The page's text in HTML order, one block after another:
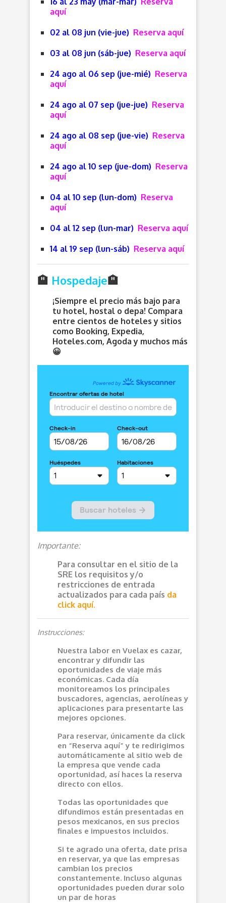
aquí
02 al 08 jun (vie-jue) Reserva aquí
03 al 08 jun (sáb-jue) Reserva aquí
24 ago al 06 sep (jue-mié) Reserva
aquí
24 ago al 07 sep (jue-jue) Reserva
aquí
24 ago al 08 sep (jue-vie) Reserva
aquí
24 ago al 10 sep (jue-dom) Reserva
aquí
04 al 10 sep (lun-dom) Reserva
aquí
04 al 12 sep (lun-mar) Reserva aquí
14 al 19 sep (lun-sáb) Reserva aquí
🏨 Hospedaje🏨
¡Siempre el precio más bajo para
tu hotel, hostal o depa! Compara
entre cientos de hoteles y sitios
como Booking, Expedia,
Hoteles.com, Agoda y muchos más
😀
Importante:
Para consultar en el sitio de la
SRE los requisitos y/o
restricciones de entrada
actualizados para cada país da
click aquí.
Instrucciones:
Nuestra labor en Vuelax es cazar,
encontrar y difundir las
oportunidades de viaje más
económicas. Cada día
monitoreamos los principales
buscadores, agencias, aerolíneas y
aplicaciones para presentarte las
mejores opciones.
Para reservar, únicamente da click
en “Reserva aquí” y te redirigimos
automáticamente al sitio web de
la empresa que vende cada
oportunidad, así haces la reserva
directo con ellos.
Todas las oportunidades que
difundimos están presentadas en
pesos mexicanos, en sus precios
finales e impuestos incluidos.
Si te agrado una oferta, date prisa
en reservar, ya que las empresas
cambian los precios
constantemente. Incluso algunas
oportunidades pueden durar solo
un par de horas